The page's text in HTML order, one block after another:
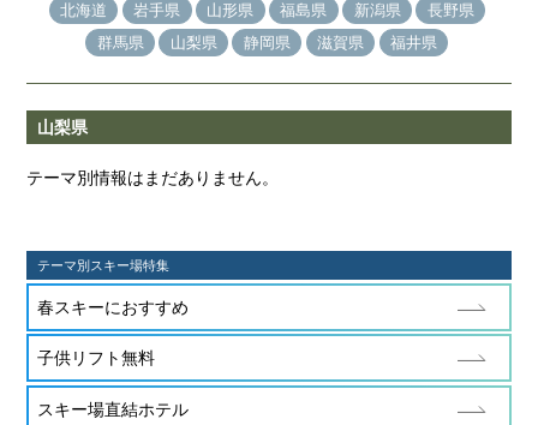
北海道 岩手県 山形県 福島県 新潟県
長野県
群馬県
山梨県 静岡県 滋賀県 福井県
山梨県
テーマ別情報はまだありません。
テーマ別スキー場特集
春スキーにおすすめ
子供リフト無料
スキー場直結ホテル